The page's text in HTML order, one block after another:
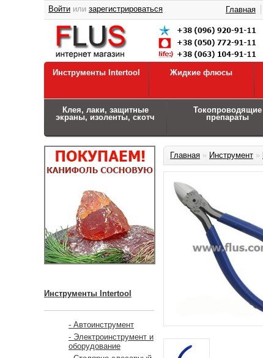
Войти или зарегистрироваться Главная
Инструменты Intertool Жидкие флюсы
Клея, лаки, защитные
экраны, изоленты, скотч
Токопроводящие
препараты
Инструменты Intertool
- Автоинструмент
- Электроинструмент и
оборудование
Главная » Инструмент »